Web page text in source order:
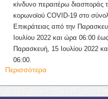
κίνδυνο περαιτέρω διασποράς
κορωνοϊού COVID-19 στο
Επικράτειας από την
Ιουλίου 2022 και ώρα 06:00
Παρασκευή, 15 Ιουλίου 2022
06:00.
Περισσότερα